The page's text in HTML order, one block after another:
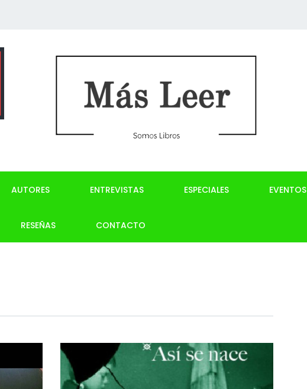
AUTORES ENTREVISTAS ESPECIALES EVENTOS
RESEÑAS CONTACTO